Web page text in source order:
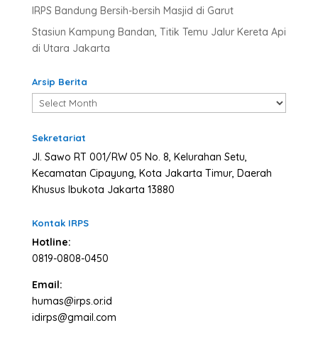
IRPS Bandung Bersih-bersih Masjid di Garut
Stasiun Kampung Bandan, Titik Temu Jalur Kereta Api
di Utara Jakarta
Arsip Berita
Arsip
Berita
Sekretariat
Jl. Sawo RT 001/RW 05 No. 8, Kelurahan Setu,
Kecamatan Cipayung, Kota Jakarta Timur, Daerah
Khusus Ibukota Jakarta 13880
Kontak IRPS
Hotline:
0819-0808-0450
Email:
humas@irps.or.id
idirps@gmail.com